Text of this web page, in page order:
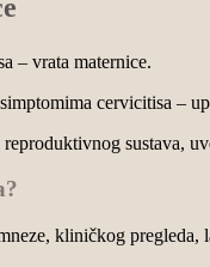
– vrata maternice.
cervicitisa –
sustava,
kliničkog